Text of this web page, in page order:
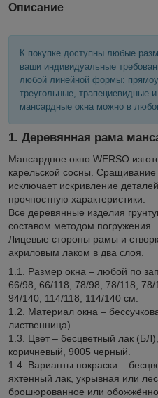
Описание
К покупке доступны любые
ваши индивидуальные
любой линейной формы:
треугольные, трапециевидные
мансардные окна можно в
1. Деревянная рама
Мансардное окно WERSO
карельской сосны.
исключает искривление
прочностную характеристики.
Все деревянные изделия
составом методом погружения.
Лицевые стороны рамы и
акриловым лаком в два слоя.
1.1. Размер окна – любой по
66/98, 66/118, 78/98, 78/118,
94/140, 114/118, 114/140 см.
1.2. Материал окна –
лиственница).
1.3. Цвет – бесцветный лак
коричневый, 9005 черный.
1.4. Варианты покраски –
яхтенный лак, укрывная или
брошюрованное или